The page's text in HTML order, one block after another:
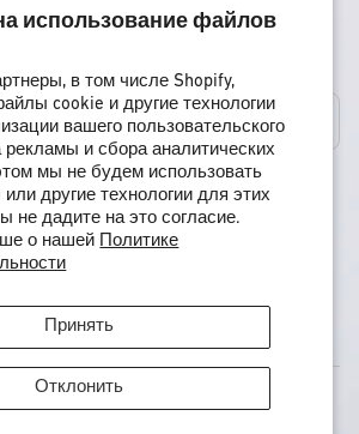
использование файлов
в том числе Shopify,
cookie и другие технологии
вашего пользовательского
рекламы и сбора аналитических
мы не будем использовать
другие технологии для этих
не дадите на это согласие.
о нашей Политике
Принять
Отклонить
Штаты